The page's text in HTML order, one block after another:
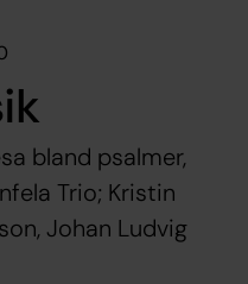
bland psalmer,
Trio; Kristin
Johan Ludvig